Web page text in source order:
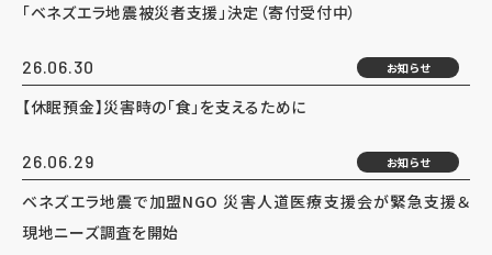
「ベネズエラ地震被災者支援」決定（寄付受付中）
26.06.30 お知らせ
【休眠預金】災害時の「食」を支えるために
26.06.29 お知らせ
ベネズエラ地震で加盟NGO 災害人道医療支援会が緊急支援＆
現地ニーズ調査を開始